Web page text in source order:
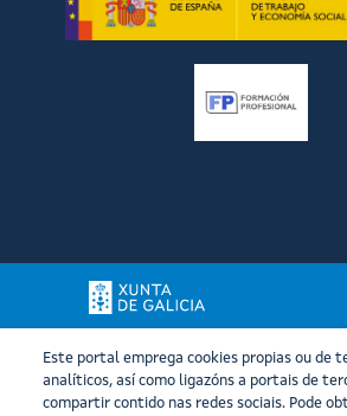
Este portal emprega cookies propias ou de
analíticos, así como ligazóns a portais de
compartir contido nas redes sociais. Pode
Xunta de Galicia. Información mantida e
polo Instituto Galego de Formación en